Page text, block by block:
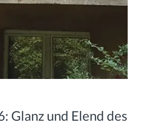
Glanz und Elend des